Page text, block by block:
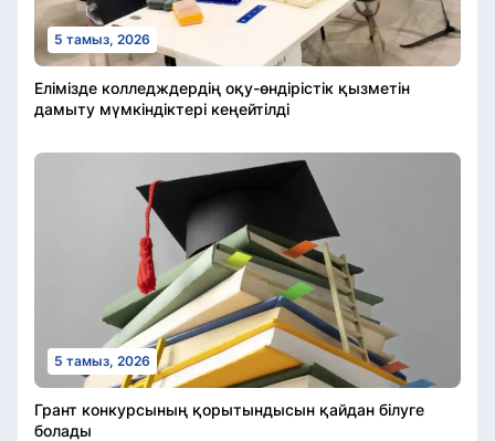
5 тамыз, 2026
Елімізде колледждердің оқу-өндірістік қызметін
дамыту мүмкіндіктері кеңейтілді
5 тамыз, 2026
Грант конкурсының қорытындысын қайдан білуге
болады